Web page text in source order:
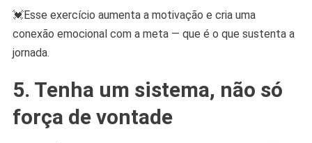
💓Esse exercício aumenta a motivação e cria uma
conexão emocional com a meta — que é o que sustenta a
jornada.
5. Tenha um sistema, não só
força de vontade